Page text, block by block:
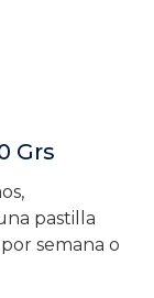
Grs
pastilla
semana o